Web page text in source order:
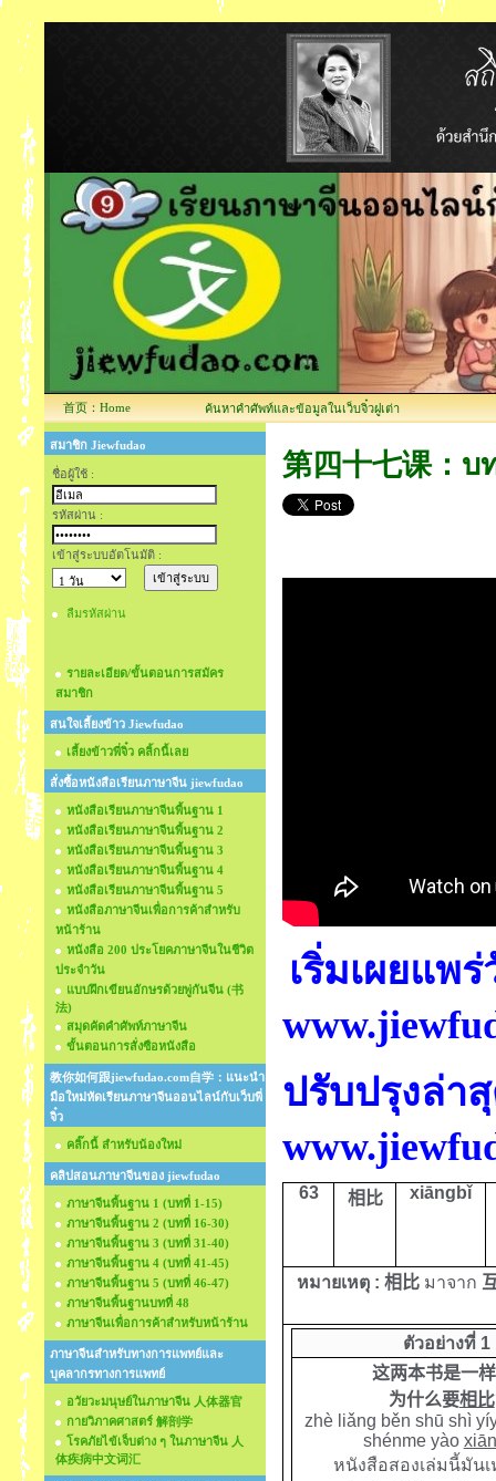
首页：Home ค้นหาคำศัพท์และข้อมูลในเว็บจิ๋วฝูเต่า
สมาชิก Jiewfudao
ชื่อผู้ใช้ :
รหัสผ่าน :
เข้าสู่ระบบอัตโนมัติ :
ลืมรหัสผ่าน
รายละเอียด/ขั้นตอนการสมัคร
สมาชิก
สนใจเลี้ยงข้าว Jiewfudao
เลี้ยงข้าวพี่จิ๋ว คลิ้กนี้เลย
สั่งซื้อหนังสือเรียนภาษาจีน jiewfudao
หนังสือเรียนภาษาจีนพื้นฐาน 1
หนังสือเรียนภาษาจีนพื้นฐาน 2
หนังสือเรียนภาษาจีนพื้นฐาน 3
หนังสือเรียนภาษาจีนพื้นฐาน 4
หนังสือเรียนภาษาจีนพื้นฐาน 5
หนังสือภาษาจีนเพื่อการค้าสำหรับ
หน้าร้าน
หนังสือ 200 ประโยคภาษาจีนในชีวิต
ประจำวัน
แบบฝึกเขียนอักษรด้วยพู่กันจีน (书
法)
สมุดคัดคำศัพท์ภาษาจีน
ขั้นตอนการสั่งซือหนังสือ
教你如何跟jiewfudao.com自学：แนะนำ
มือใหม่หัดเรียนภาษาจีนออนไลน์กับเว็บพี่
จิ๋ว
คลิ๊กนี้ สำหรับน้องใหม่
คลิปสอนภาษาจีนของ jiewfudao
ภาษาจีนพื้นฐาน 1 (บทที่ 1-15)
ภาษาจีนพื้นฐาน 2 (บทที่ 16-30)
ภาษาจีนพื้นฐาน 3 (บทที่ 31-40)
ภาษาจีนพื้นฐาน 4 (บทที่ 41-45)
ภาษาจีนพื้นฐาน 5 (บทที่ 46-47)
ภาษาจีนพื้นฐานบทที่ 48
ภาษาจีนเพื่อการค้าสำหรับหน้าร้าน
ภาษาจีนสำหรับทางการแพทย์และ
บุคลากรทางการแพทย์
อวัยวะมนุษย์ในภาษาจีน 人体器官
กายวิภาคศาสตร์ 解剖学
โรคภัยไข้เจ็บต่าง ๆ ในภาษาจีน 人
体疾病中文词汇
第四十七课：บ
เริ่มเผยแพ
ปรับปรุงล่า
63 相比 xiāngbǐ
หมายเหตุ : 相比 มาจาก
ตัวอย่างที่ 1
这两本书是一
为什么要相比
zhè liǎng běn shū shì
shénme yào
หนังสือสองเล่มนี้มัน